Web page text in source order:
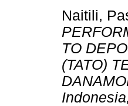
Naitili,
TO
(TATO)